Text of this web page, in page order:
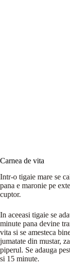
Carnea de vita
Intr-o tigaie mare se
pana e maronie pe
cuptor.
In aceeasi tigaie se
minute pana devine
vita si se amesteca
jumatate din mustar,
piperul. Se adauga
si 15 minute.